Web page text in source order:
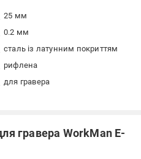
25 мм
0.2 мм
сталь із латунним покриттям
рифлена
для гравера
гравера WorkMan E-